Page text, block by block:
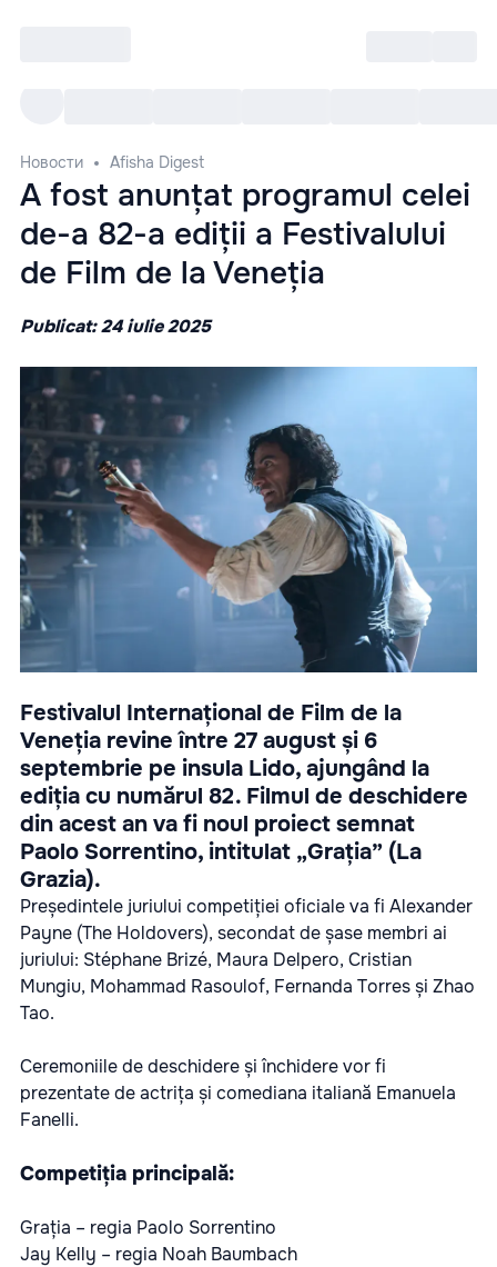
Новости Afisha Digest
A fost anunțat programul celei
de-a 82-a ediții a Festivalului
de Film de la Veneția
Publicat: 24 iulie 2025
Festivalul Internațional de Film de la
Veneția revine între 27 august și 6
septembrie pe insula Lido, ajungând la
ediția cu numărul 82. Filmul de deschidere
din acest an va fi noul proiect semnat
Paolo Sorrentino, intitulat „Grația” (La
Grazia).
Președintele juriului competiției oficiale va fi Alexander
Payne (The Holdovers), secondat de șase membri ai
juriului: Stéphane Brizé, Maura Delpero, Cristian
Mungiu, Mohammad Rasoulof, Fernanda Torres și Zhao
Tao.
Ceremoniile de deschidere și închidere vor fi
prezentate de actrița și comediana italiană Emanuela
Fanelli.
Competiția principală:
Grația – regia Paolo Sorrentino
Jay Kelly – regia Noah Baumbach